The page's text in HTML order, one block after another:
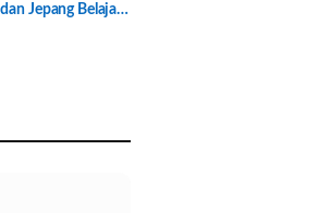
Jepang Belajar